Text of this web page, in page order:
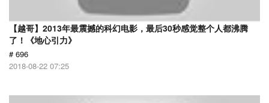
【越哥】2013年最震撼的科幻电影，最后30秒感觉整个人都沸腾
了！《地心引力》
# 696
2018-08-22 07:25